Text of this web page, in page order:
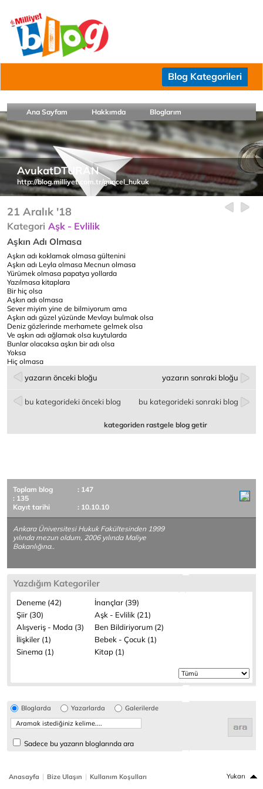
Blog Kategorileri
Ana Sayfam Hakkımda Bloglarım
AvukatDTURAN
http://blog.milliyet.com.tr/guncel_hukuk
21 Aralık '18
Kategori Aşk - Evlilik
Aşkın Adı Olmasa
Aşkın adı koklamak olmasa gültenini
Aşkın adı Leyla olmasa Mecnun olmasa
Yürümek olmasa papatya yollarda
Yazılmasa kitaplara
Bir hiç olsa
Aşkın adı olmasa
Sever miyim yine de bilmiyorum ama
Aşkın adı güzel yüzünde Mevlayı bulmak olsa
Deniz gözlerinde merhamete gelmek olsa
Ve aşkın adı ağlamak olsa kuytularda
Bunlar olacaksa aşkın bir adı olsa
Yoksa
Hiç olmasa
yazarın önceki bloğu yazarın sonraki bloğu
bu kategorideki önceki blog bu kategorideki sonraki blog
kategoriden rastgele blog getir
Toplam blog
: 147
: 135
Kayıt tarihi
: 10.10.10
Ankara Üniversitesi Hukuk Fakültesinden 1999
yılında mezun oldum, 2006 yılında Maliye
Bakanlığına..
Yazdığım Kategoriler
Deneme (42)
İnançlar (39)
Şiir (30)
Aşk - Evlilik (21)
Alışveriş - Moda (3)
Ben Bildiriyorum (2)
İlişkiler (1)
Bebek - Çocuk (1)
Sinema (1)
Kitap (1)
Bloglarda Yazarlarda Galerilerde
Sadece bu yazarın bloglarında ara
Anasayfa | Bize Ulaşın | Kullanım Koşulları Yukarı